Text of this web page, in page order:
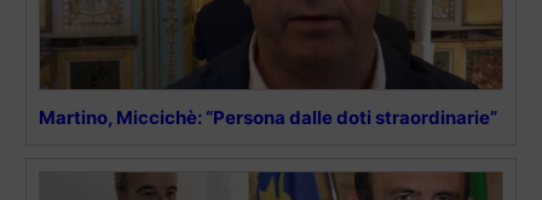
Martino, Miccichè: “Persona dalle doti straordinarie”